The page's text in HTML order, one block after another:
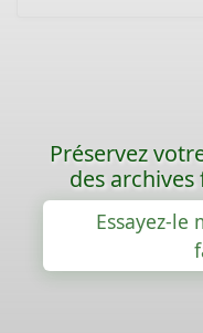
Préservez
des
Essayez-le